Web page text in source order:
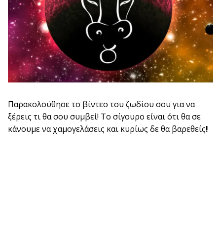
Παρακολούθησε το βίντεο του ζωδίου σου για να
ξέρεις τι θα σου συμβεί! Το σίγουρο είναι ότι θα σε
κάνουμε να χαμογελάσεις και κυρίως δε θα βαρεθείς!